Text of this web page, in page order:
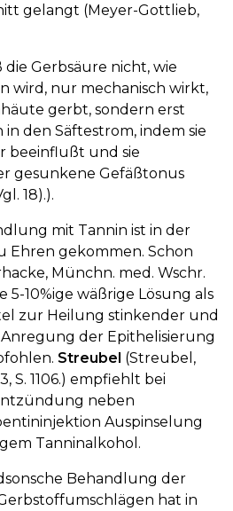
gelangt (Meyer-Gottlieb,
die Gerbsäure nicht, wie
wird, nur mechanisch wirkt,
gerbt, sondern erst
den Säftestrom, indem sie
beeinflußt und sie
gesunkene Gefäßtonus
18).).
mit Tannin ist in der
Ehren gekommen. Schon
Münchn. med. Wschr.
5-10%ige wäßrige Lösung als
zur Heilung stinkender und
der Epithelisierung
Streubel (Streubel,
S. 1106.) empfiehlt bei
neben
Auspinselung
Tanninalkohol.
Behandlung der
hat in